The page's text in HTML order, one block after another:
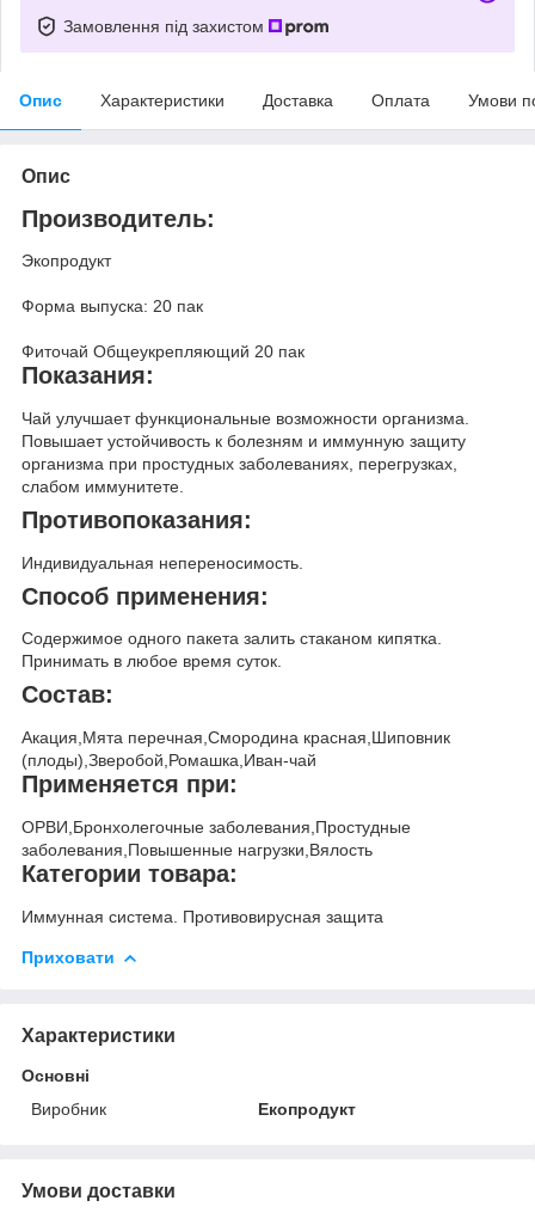
Замовлення під захистом
Опис Характеристики Доставка Оплата Умови
Опис
Производитель:
Экопродукт
Форма выпуска: 20 пак
Фиточай Общеукрепляющий 20 пак
Показания:
Чай улучшает функциональные возможности организма.
Повышает устойчивость к болезням и иммунную защиту
организма при простудных заболеваниях, перегрузках,
слабом иммунитете.
Противопоказания:
Индивидуальная непереносимость.
Способ применения:
Содержимое одного пакета залить стаканом кипятка.
Принимать в любое время суток.
Состав:
Акация,Мята перечная,Смородина красная,Шиповник
(плоды),Зверобой,Ромашка,Иван-чай
Применяется при:
ОРВИ,Бронхолегочные заболевания,Простудные
заболевания,Повышенные нагрузки,Вялость
Категории товара:
Иммунная система. Противовирусная защита
Приховати
Характеристики
Основні
Виробник
Екопродукт
Умови доставки